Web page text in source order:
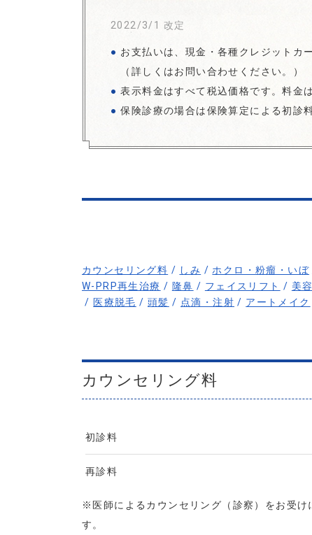
2022/3/1 改定
お支払いは、現金・各種クレジットカ
（詳しくはお問い合わせください。）
表示料金はすべて税込価格です。料金
保険診療の場合は保険算定による初診
カウンセリング料 / しみ / ホクロ・粉瘤・いぼ
W-PRP再生治療 / 隆鼻 / フェイスリフト / 美
/医療脱毛 /頭髪 / 点滴・注射 / アートメイク
カウンセリング料
初診料
再診料
※医師によるカウンセリング（診察）をお受
す。